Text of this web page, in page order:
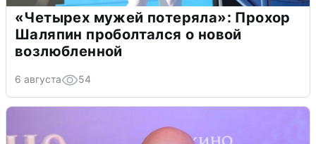
«Четырех мужей потеряла»: Прохор
Шаляпин проболтался о новой
возлюбленной
6 августа 54